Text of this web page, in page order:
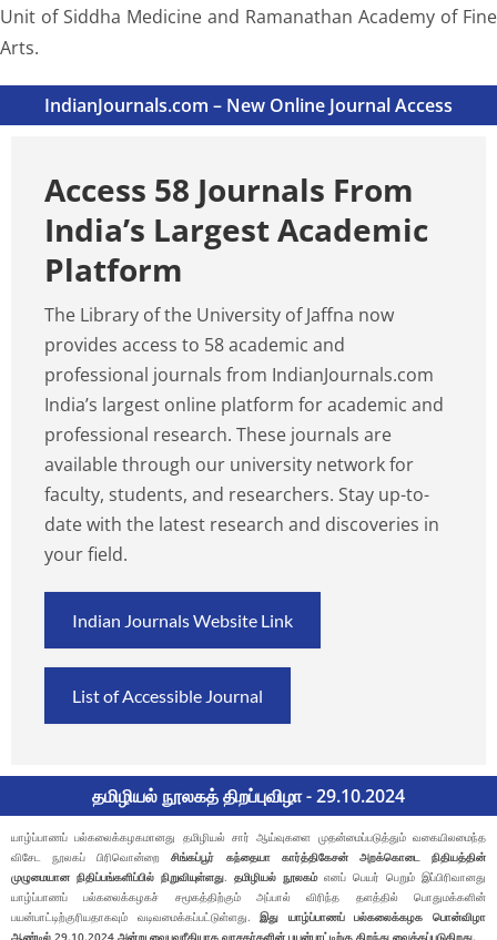
Unit of Siddha Medicine and Ramanathan Academy of Fine
Arts.
IndianJournals.com – New Online Journal Access
Access 58 Journals From
India’s Largest Academic
Platform
The Library of the University of Jaffna now
provides access to 58 academic and
professional journals from IndianJournals.com
India’s largest online platform for academic and
professional research. These journals are
available through our university network for
faculty, students, and researchers. Stay up-to-
date with the latest research and discoveries in
your field.
Indian Journals Website Link
List of Accessible Journal
தமிழியல் நூலகத் திறப்புவிழா - 29.10.2024
யாழ்ப்பாணப் பல்கலைக்கழகமானது தமிழியல் சார் ஆய்வுகளை முதன்மைப்படுத்தும் வகையிலமைந்த
விசேட நூலகப் பிரிவொன்றைசிங்கப்பூர் கந்தையா கார்த்திகேசன் அறக்கொடை நிதியத்தின்
முழுமையான நிதிப்பங்களிப்பில் நிறுவியுள்ளது. தமிழியல் நூலகம்எனப் பெயர் பெறும் இப்பிரிவானது
யாழ்ப்பாணப் பல்கலைக்கழகச் சமூகத்திற்கும் அப்பால் விரிந்த தளத்தில் பொதுமக்களின்
பயன்பாட்டிற்குரியதாகவும் வடிவமைக்கப்பட்டுள்ளது.இது யாழ்ப்பாணப் பல்கலைக்கழக பொன்விழா
ஆண்டில் 29.10.2024 அன்று வைபவரீதியாக வாசகர்களின் பயன்பாட்டிற்கு திறந்து வைக்கப்படுகிறது.